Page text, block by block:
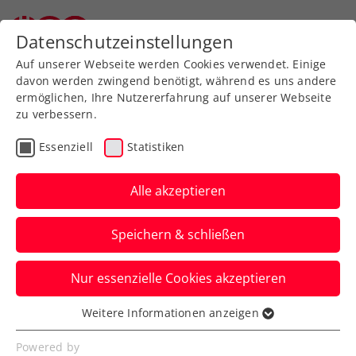
Zurück zur Newsübersicht
Rollstuhltennis
Erstklassige Finals bei
win2day Open Tennis
Staatsmeisterschaften
Lukas Neumayer gegen Joel Schwärzler
und Ekaterina Perelygina gegen Arabella
Datenschutzeinstellungen
Auf unserer Webseite werden Cookies verwendet. Einige
davon werden zwingend benötigt, während es uns andere
ermöglichen, Ihre Nutzererfahrung auf unserer Webseite
zu verbessern.
Essenziell Statistiken
Alle akzeptieren
Speichern & schließen
Nur essenzielle Cookies akzeptieren
Essenziell
Essenzielle Cookies werden für grundlegende
Weitere Informationen anzeigen
Powered by